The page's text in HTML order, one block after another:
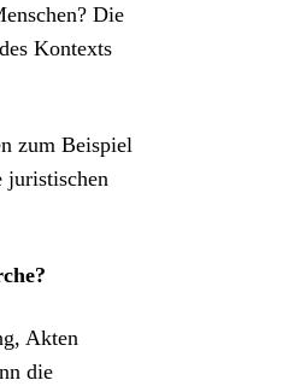
Die
Kon­texts
zum Beispiel
juris­tis­chen
Akten
die